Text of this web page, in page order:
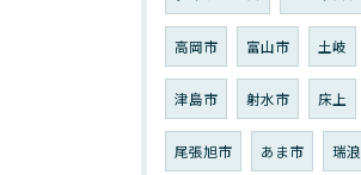
高岡市 富山市 土岐
津島市 射水市 床上
尾張旭市 あま市 瑞浪